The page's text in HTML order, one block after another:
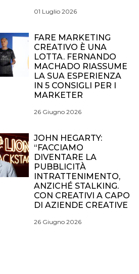
01 Luglio 2026
FARE MARKETING
CREATIVO È UNA
LOTTA. FERNANDO
MACHADO RIASSUME
LA SUA ESPERIENZA
IN 5 CONSIGLI PER I
MARKETER
26 Giugno 2026
JOHN HEGARTY:
“FACCIAMO
DIVENTARE LA
PUBBLICITÀ
INTRATTENIMENTO,
ANZICHÉ STALKING.
CON CREATIVI A CAPO
DI AZIENDE CREATIVE
26 Giugno 2026